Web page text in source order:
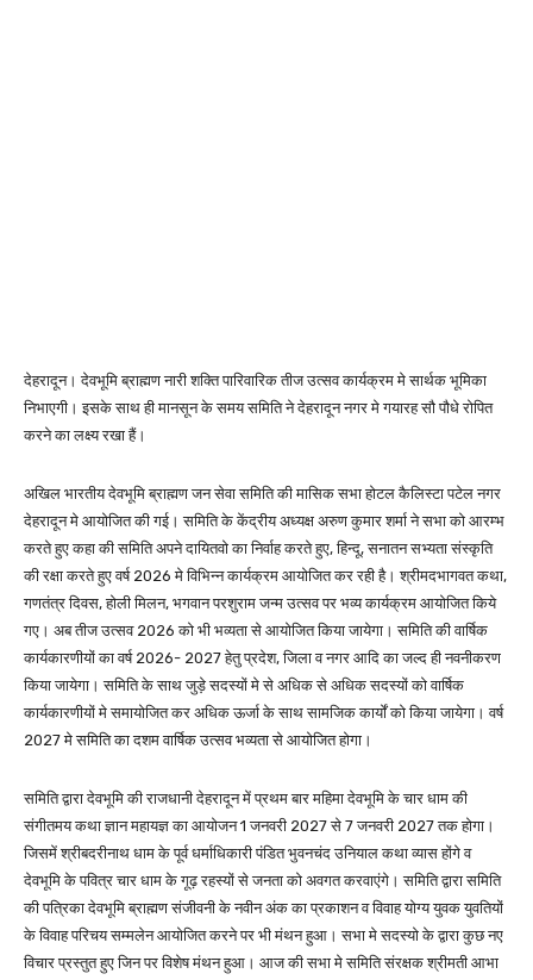
देहरादून। देवभूमि ब्राह्मण नारी शक्ति पारिवारिक तीज उत्सव कार्यक्रम मे सार्थक भूमिका
निभाएगी। इसके साथ ही मानसून के समय समिति ने देहरादून नगर मे गयारह सौ पौधे रोपित
करने का लक्ष्य रखा हैं।
अखिल भारतीय देवभूमि ब्राह्मण जन सेवा समिति की मासिक सभा होटल कैलिस्टा पटेल नगर
देहरादून मे आयोजित की गई। समिति के केंद्रीय अध्यक्ष अरुण कुमार शर्मा ने सभा को आरम्भ
करते हुए कहा की समिति अपने दायितवो का निर्वाह करते हुए, हिन्दू, सनातन सभ्यता संस्कृति
की रक्षा करते हुए वर्ष 2026 मे विभिन्न कार्यक्रम आयोजित कर रही है। श्रीमदभागवत कथा,
गणतंत्र दिवस, होली मिलन, भगवान परशुराम जन्म उत्सव पर भव्य कार्यक्रम आयोजित किये
गए। अब तीज उत्सव 2026 को भी भव्यता से आयोजित किया जायेगा। समिति की वार्षिक
कार्यकारणीयों का वर्ष 2026- 2027 हेतु प्रदेश, जिला व नगर आदि का जल्द ही नवनीकरण
किया जायेगा। समिति के साथ जुड़े सदस्यों मे से अधिक से अधिक सदस्यों को वार्षिक
कार्यकारणीयों मे समायोजित कर अधिक ऊर्जा के साथ सामजिक कार्यों को किया जायेगा। वर्ष
2027 मे समिति का दशम वार्षिक उत्सव भव्यता से आयोजित होगा।
समिति द्वारा देवभूमि की राजधानी देहरादून में प्रथम बार महिमा देवभूमि के चार धाम की
संगीतमय कथा ज्ञान महायज्ञ का आयोजन 1 जनवरी 2027 से 7 जनवरी 2027 तक होगा।
जिसमें श्रीबदरीनाथ धाम के पूर्व धर्माधिकारी पंडित भुवनचंद उनियाल कथा व्यास होंगे व
देवभूमि के पवित्र चार धाम के गूढ़ रहस्यों से जनता को अवगत करवाएंगे। समिति द्वारा समिति
की पत्रिका देवभूमि ब्राह्मण संजीवनी के नवीन अंक का प्रकाशन व विवाह योग्य युवक युवतियों
के विवाह परिचय सम्मलेन आयोजित करने पर भी मंथन हुआ। सभा मे सदस्यो के द्वारा कुछ नए
विचार प्रस्तुत हुए जिन पर विशेष मंथन हुआ। आज की सभा मे समिति संरक्षक श्रीमती आभा